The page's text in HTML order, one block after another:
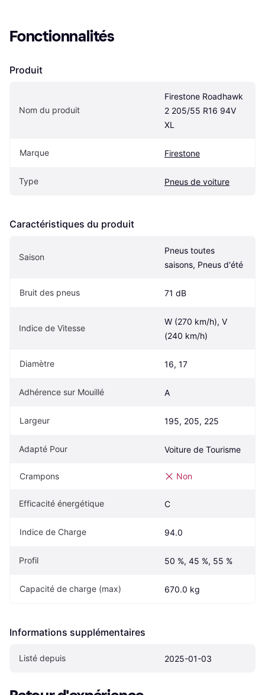
Fonctionnalités
Produit
Nom du produit
Firestone Roadhawk
2 205/55 R16 94V
XL
Marque Firestone
Type Pneus de voiture
Caractéristiques du produit
Saison
Pneus toutes
saisons, Pneus d'été
Bruit des pneus 71 dB
Indice de Vitesse
W (270 km/h), V
(240 km/h)
Diamètre 16, 17
Adhérence sur Mouillé A
Largeur 195, 205, 225
Adapté Pour Voiture de Tourisme
Crampons Non
Efficacité énergétique C
Indice de Charge 94.0
Profil 50 %, 45 %, 55 %
Capacité de charge (max) 670.0 kg
Informations supplémentaires
Listé depuis 2025-01-03